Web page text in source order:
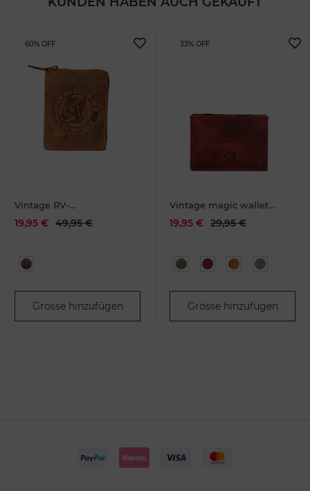
60% OFF
Vintage RV-
Kombibörse Jungfrau
Leder
19,95 € 49,95 €
Grösse hinzufügen
33% OFF
Vintage magic wallet
coinpocket RFID rusty
red
19,95 € 29,95 €
Grösse hinzufügen